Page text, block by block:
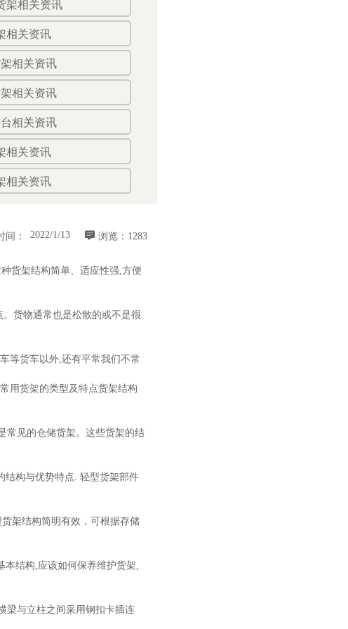
架相关资讯
相关资讯
相关资讯
相关资讯
相关资讯
相关资讯
相关资讯
 浏览：1283
间：
2022/1/13
货架结构简单、适应性强,方便
货物通常也是松散的或不是很
等货车以外,还有平常我们不常
用货架的类型及特点货架结构
常见的仓储货架。这些货架的结
结构与优势特点. 轻型货架部件
架结构简明有效，可根据存储
本结构,应该如何保养维护货架,
梁与立柱之间采用钢扣卡插连